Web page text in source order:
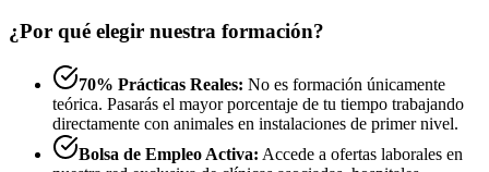
¿Por qué elegir nuestra formación?
70% Prácticas Reales: No es formación únicamente
teórica. Pasarás el mayor porcentaje de tu tiempo trabajando
directamente con animales en instalaciones de primer nivel.
Bolsa de Empleo Activa: Accede a ofertas laborales en